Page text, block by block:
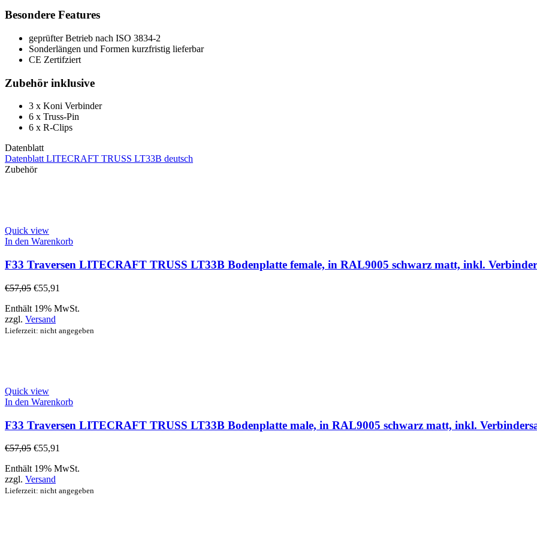
Besondere Features
geprüfter Betrieb nach ISO 3834-2
Sonderlängen und Formen kurzfristig lieferbar
CE Zertifziert
Zubehör inklusive
3 x Koni Verbinder
6 x Truss-Pin
6 x R-Clips
Datenblatt
Datenblatt LITECRAFT TRUSS LT33B deutsch
Zubehör
Quick view
In den Warenkorb
F33 Traversen LITECRAFT TRUSS LT33B Bodenplatte female, in RAL9005 schwarz matt, inkl.
€57,05 €55,91
Enthält 19% MwSt.
zzgl. Versand
Lieferzeit: nicht angegeben
Quick view
In den Warenkorb
F33 Traversen LITECRAFT TRUSS LT33B Bodenplatte male, in RAL9005 schwarz matt, inkl.
€57,05 €55,91
Enthält 19% MwSt.
zzgl. Versand
Lieferzeit: nicht angegeben